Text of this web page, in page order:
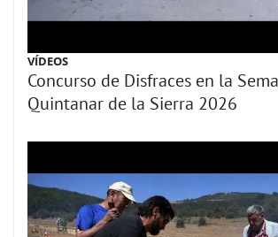
VÍDEOS
Concurso de Disfraces en la
Quintanar de la Sierra 2026